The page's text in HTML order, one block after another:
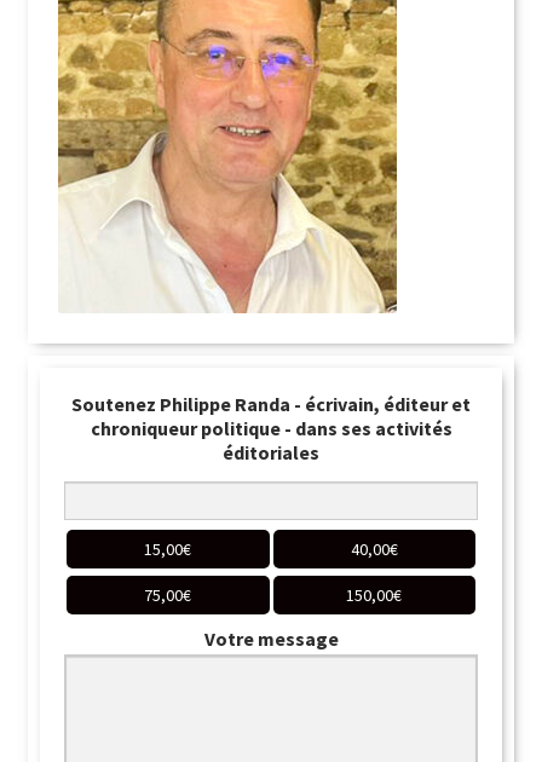
Soutenez Philippe Randa - écrivain, éditeur et
chroniqueur politique - dans ses activités
éditoriales
15,00€ 40,00€
75,00€ 150,00€
Votre message